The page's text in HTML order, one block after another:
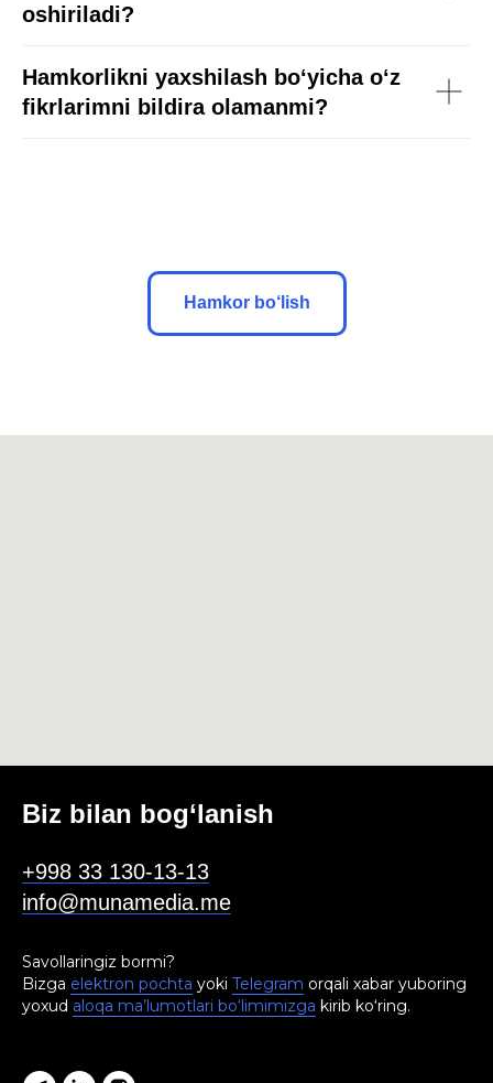
oshiriladi?
Hamkorlikni yaxshilash bo‘yicha o‘z
fikrlarimni bildira olamanmi?
Hamkor bo‘lish
Biz bilan bog‘lanish
+998 33 130-13-13
info@munamedia.me
Savollaringiz bormi?
Bizga elektron pochta yoki Telegram orqali xabar yuboring
yoxud aloqa ma’lumotlari bo‘limimizga kirib ko‘ring.